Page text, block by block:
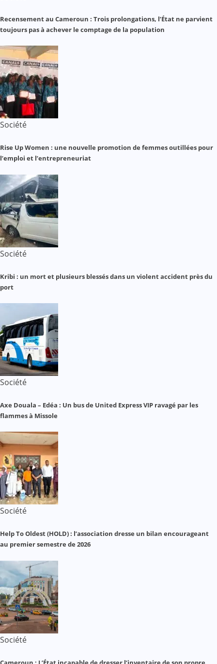
Recensement au Cameroun : Trois prolongations, l’État ne parvient
toujours pas à achever le comptage de la population
Société
Rise Up Women : une nouvelle promotion de femmes outillées pour
l’emploi et l’entrepreneuriat
Société
Kribi : un mort et plusieurs blessés dans un violent accident près du
port
Société
Axe Douala – Edéa : Un bus de United Express VIP ravagé par les
flammes à Missole
Société
Help To Oldest (HOLD) : l’association dresse un bilan encourageant
au premier semestre de 2026
Société